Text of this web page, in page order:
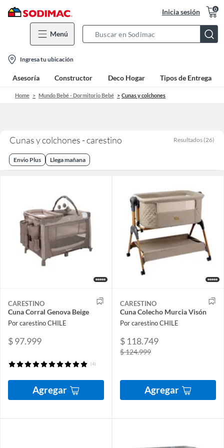
Inicia sesión 0
Menú
Bar
location-
icon
Ingresa tu ubicación
Asesoría Constructor Deco Hogar Tipos de Entrega
Home Mundo Bebé - Dormitorio Bebé Cunas y colchones
Cunas y colchones - carestino Resultados (26)
Envio Plus Llega mañana
CARESTINO
Cuna Corral Genova Beige
Por carestino CHILE
$ 97.999
(4)
Agregar
CARESTINO
Cuna Colecho Murcia Visón
Por carestino CHILE
$ 118.749
$ 124.999
Agregar